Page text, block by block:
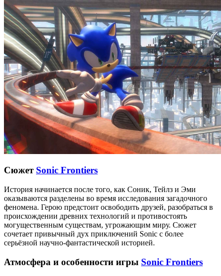
Сюжет Sonic Frontiers
История начинается после того, как Соник, Тейлз и Эми
оказываются разделены во время исследования загадочного
феномена. Герою предстоит освободить друзей, разобраться в
происхождении древних технологий и противостоять
могущественным существам, угрожающим миру. Сюжет
сочетает привычный дух приключений Sonic с более
серьёзной научно-фантастической историей.
Атмосфера и особенности игры Sonic Frontiers